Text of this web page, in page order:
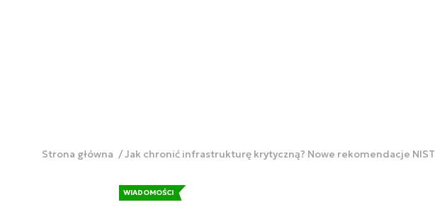
Strona główna Jak chronić infrastrukturę krytyczną? Nowe rekomendacje NIST
WIADOMOŚCI